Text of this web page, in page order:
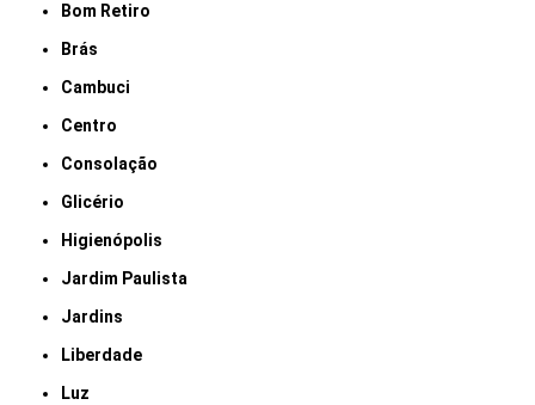
Bom Retiro
Brás
Cambuci
Centro
Consolação
Glicério
Higienópolis
Jardim Paulista
Jardins
Liberdade
Luz